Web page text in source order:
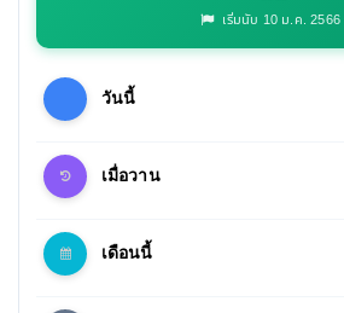
เริ่มนับ 10 ม.ค. 2566
วันนี้
เมื่อวาน
เดือนนี้